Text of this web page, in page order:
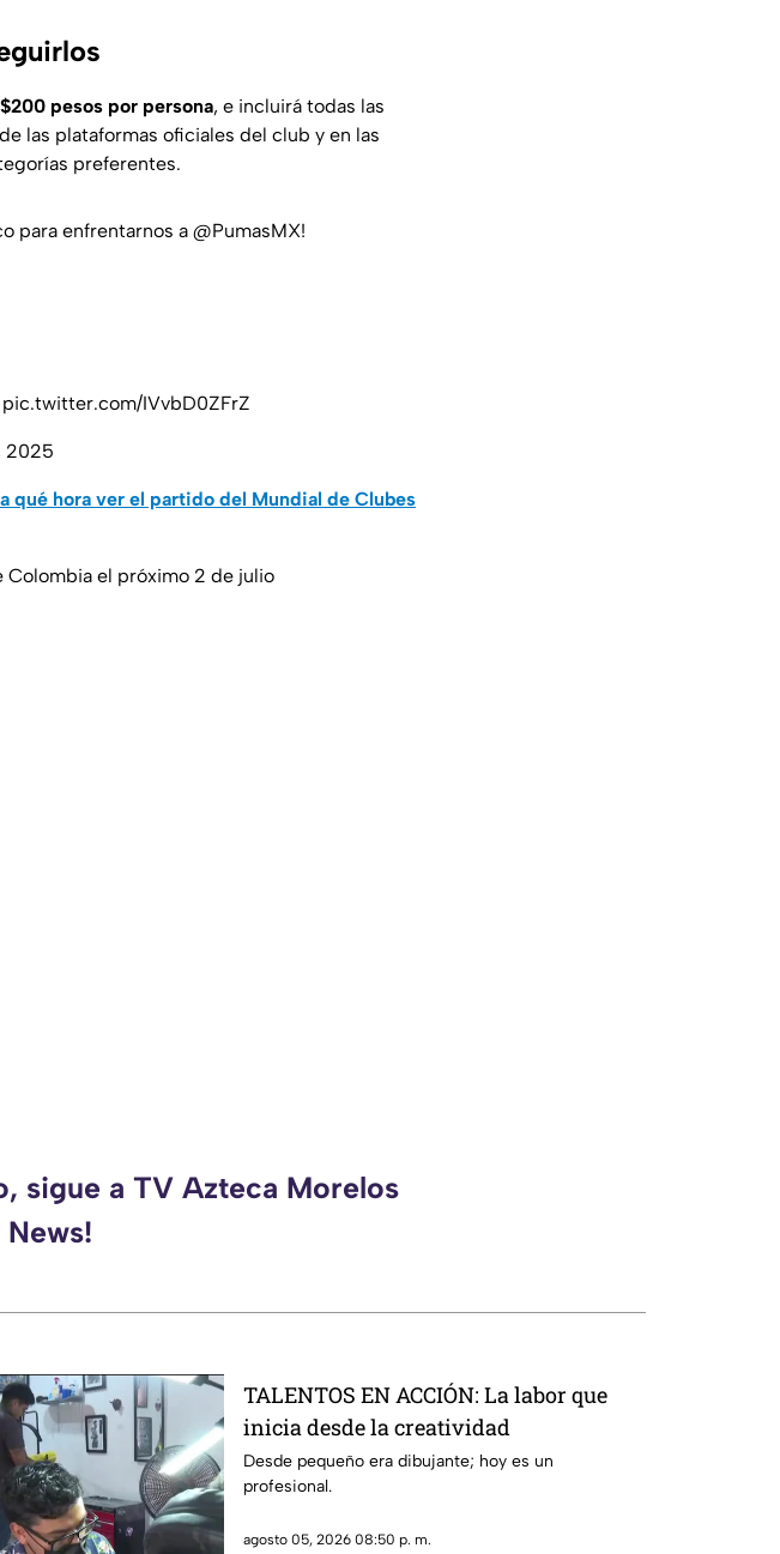
$200 pesos por persona, e incluirá todas las
las plataformas oficiales del club y en las
preferentes.
para enfrentarnos a @PumasMX!
pic.twitter.com/IVvbD0ZFrZ
2025
qué hora ver el partido del Mundial de Clubes
Colombia el próximo 2 de julio
sigue a TV Azteca Morelos
TALENTOS EN ACCIÓN: La labor que
inicia desde la creatividad
Desde pequeño era dibujante; hoy es un
profesional.
agosto 05, 2026 08:50 p. m.